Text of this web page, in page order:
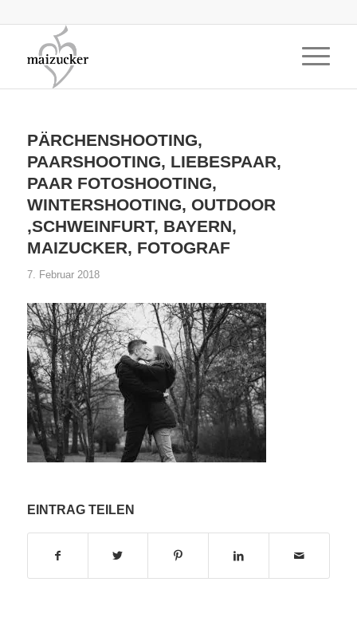
PÄRCHENSHOOTING,
PAARSHOOTING, LIEBESPAAR,
PAAR FOTOSHOOTING,
WINTERSHOOTING, OUTDOOR
,SCHWEINFURT, BAYERN,
MAIZUCKER, FOTOGRAF
7. Februar 2018
EINTRAG TEILEN